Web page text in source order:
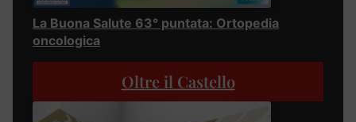
La Buona Salute 63° puntata: Ortopedia
oncologica
Oltre il Castello